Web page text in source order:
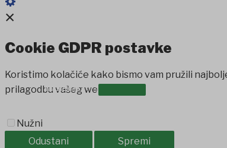
OSTALO
×
Cookie GDPR postavke
Koristimo kolačiće kako bismo vam pružili
prilagodbu vašeg web iskustva.
Nužni
Odustani
Spremi